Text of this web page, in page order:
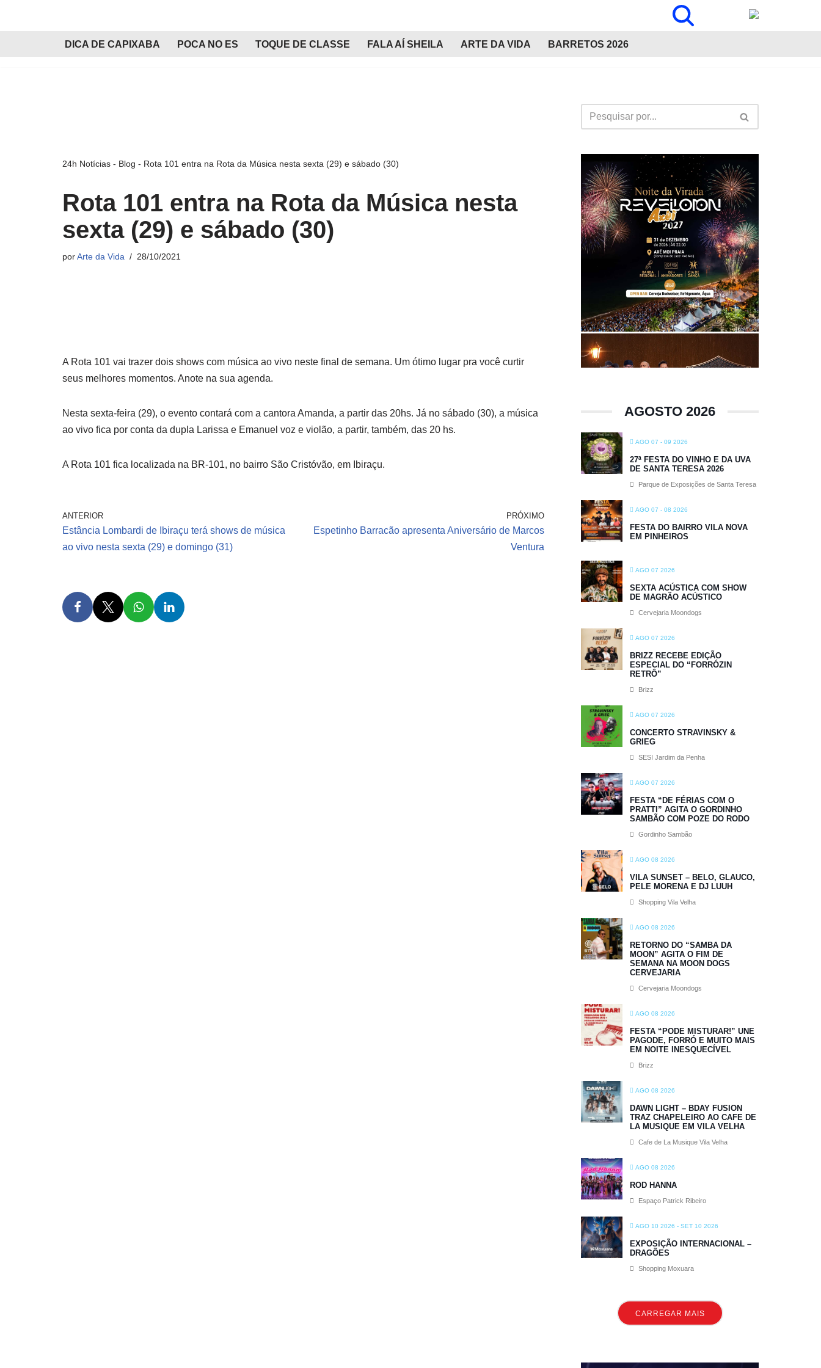
DICA DE CAPIXABA POCA NO ES TOQUE DE CLASSE FALA AÍ SHEILA ARTE DA VIDA BARRETOS 2026
24h Notícias - Blog - Rota 101 entra na Rota da Música nesta sexta (29) e sábado (30)
Rota 101 entra na Rota da Música nesta
sexta (29) e sábado (30)
porArte da Vida 28/10/2021
A Rota 101 vai trazer dois shows com música ao vivo neste final de semana. Um ótimo lugar pra você curtir
seus melhores momentos. Anote na sua agenda.
Nesta sexta-feira (29), o evento contará com a cantora Amanda, a partir das 20hs. Já no sábado (30), a música
ao vivo fica por conta da dupla Larissa e Emanuel voz e violão, a partir, também, das 20 hs.
A Rota 101 fica localizada na BR-101, no bairro São Cristóvão, em Ibiraçu.
ANTERIOR
Estância Lombardi de Ibiraçu terá shows de música
ao vivo nesta sexta (29) e domingo (31)
PRÓXIMO
Espetinho Barracão apresenta Aniversário de Marcos
Ventura
AGOSTO 2026
AGO 07 - 09 2026
27ª FESTA DO VINHO E DA UVA
DE SANTA TERESA 2026
Parque de Exposições de Santa Teresa
AGO 07 - 08 2026
FESTA DO BAIRRO VILA NOVA
EM PINHEIROS
AGO 07 2026
SEXTA ACÚSTICA COM SHOW
DE MAGRÃO ACÚSTICO
Cervejaria Moondogs
AGO 07 2026
BRIZZ RECEBE EDIÇÃO
ESPECIAL DO “FORRÓZIN
RETRÔ”
Brizz
AGO 07 2026
CONCERTO STRAVINSKY &
GRIEG
SESI Jardim da Penha
AGO 07 2026
FESTA “DE FÉRIAS COM O
PRATTI” AGITA O GORDINHO
SAMBÃO COM POZE DO RODO
Gordinho Sambão
AGO 08 2026
VILA SUNSET – BELO, GLAUCO,
PELE MORENA E DJ LUUH
Shopping Vila Velha
AGO 08 2026
RETORNO DO “SAMBA DA
MOON” AGITA O FIM DE
SEMANA NA MOON DOGS
CERVEJARIA
Cervejaria Moondogs
AGO 08 2026
FESTA “PODE MISTURAR!” UNE
PAGODE, FORRÓ E MUITO MAIS
EM NOITE INESQUECÍVEL
Brizz
AGO 08 2026
DAWN LIGHT – BDAY FUSION
TRAZ CHAPELEIRO AO CAFE DE
LA MUSIQUE EM VILA VELHA
Cafe de La Musique Vila Velha
AGO 08 2026
ROD HANNA
Espaço Patrick Ribeiro
AGO 10 2026 - SET 10 2026
EXPOSIÇÃO INTERNACIONAL –
DRAGÕES
Shopping Moxuara
CARREGAR MAIS